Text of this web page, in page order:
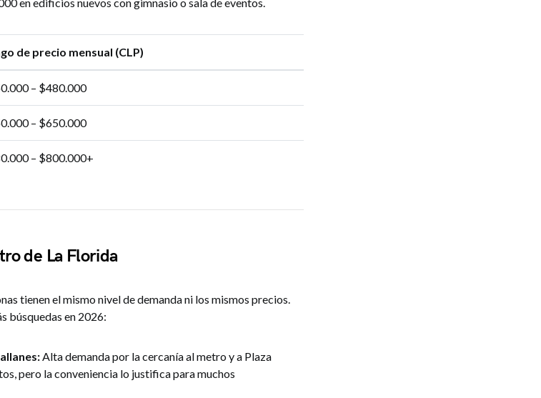
de precio mensual (CLP)
– $480.000
– $650.000
– $800.000+
de La Florida
tienen el mismo nivel de demanda ni los mismos precios.
búsquedas en 2026:
Alta demanda por la cercanía al metro y a Plaza
pero la conveniencia lo justifica para muchos